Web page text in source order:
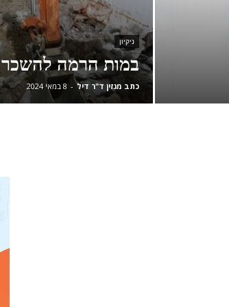
ניקיון
במות הרמה
כתב מגזין ד"ר דיל - 8 במאי 2024